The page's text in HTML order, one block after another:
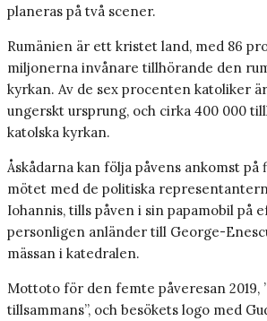
planeras på två scener.
Rumänien är ett kristet land, med 86
miljonerna invånare tillhörande den
kyrkan. Av de sex procenten katoliker
ungerskt ursprung, och cirka 400 000
katolska kyrkan.
Åskådarna kan följa påvens ankomst på
mötet med de politiska
Iohannis, tills påven i sin papamobil på
personligen anländer till George-
mässan i katedralen.
Mottoto för den femte påveresan 2019,
tillsammans”, och besökets logo med